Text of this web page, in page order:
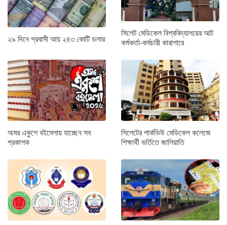
২৯ দিনে প্রবাসী আয় ২৪৩ কোটি ডলার
সিলেট মেডিকেল বিশ্ববিদ্যালয়ের আট
কর্মকর্তা-কর্মচারী কারাগারে
অমর একুশে বইমেলায় যাচ্ছেন সব
প্রকাশক
সিলেটের পার্কভিউ মেডিকেল কলেজে
শিক্ষার্থী ভর্তিতে জালিয়াতি